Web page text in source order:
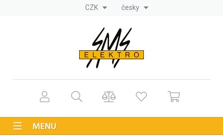
CZK česky
MENU